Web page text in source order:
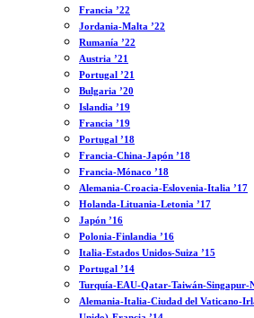
Francia ’22
Jordania-Malta ’22
Rumanía ’22
Austria ’21
Portugal ’21
Bulgaria ’20
Islandia ’19
Francia ’19
Portugal ’18
Francia-China-Japón ’18
Francia-Mónaco ’18
Alemania-Croacia-Eslovenia-Italia ’17
Holanda-Lituania-Letonia ’17
Japón ’16
Polonia-Finlandia ’16
Italia-Estados Unidos-Suiza ’15
Portugal ’14
Turquía-EAU-Qatar-Taiwán-Singapur-
Alemania-Italia-Ciudad del Vaticano-